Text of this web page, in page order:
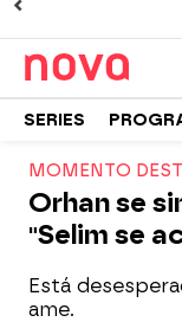
SERIES
MOMENTO
Orhan se
"Selim se
Está
ame.